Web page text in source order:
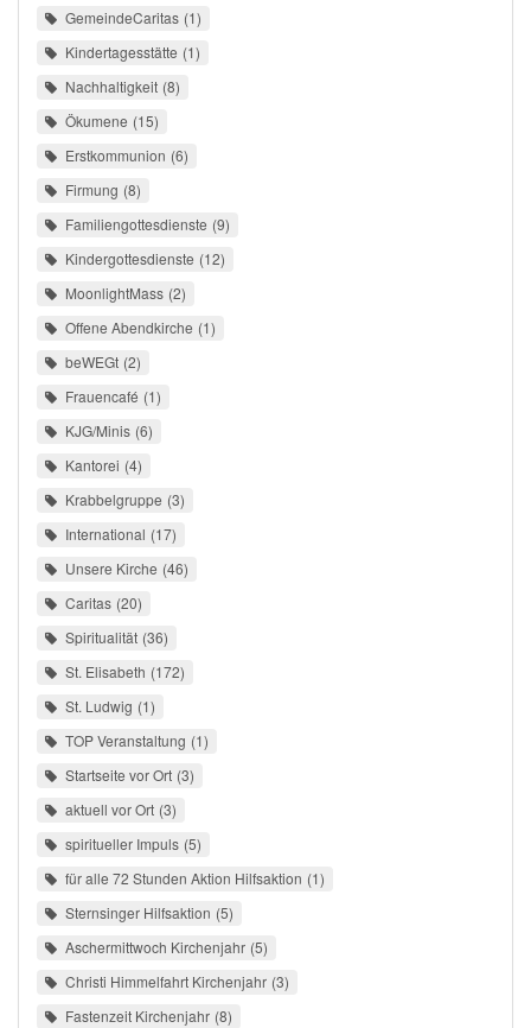
GemeindeCaritas 1
Kindertagesstätte 1
Nachhaltigkeit 8
Ökumene 15
Erstkommunion 6
Firmung 8
Familiengottesdienste 9
Kindergottesdienste 12
MoonlightMass 2
Offene Abendkirche 1
beWEGt 2
Frauencafé 1
KJG/Minis 6
Kantorei 4
Krabbelgruppe 3
International 17
Unsere Kirche 46
Caritas 20
Spiritualität 36
St. Elisabeth 172
St. Ludwig 1
TOP Veranstaltung 1
Startseite vor Ort 3
aktuell vor Ort 3
spiritueller Impuls 5
für alle 72 Stunden Aktion Hilfsaktion 1
Sternsinger Hilfsaktion 5
Aschermittwoch Kirchenjahr 5
Christi Himmelfahrt Kirchenjahr 3
Fastenzeit Kirchenjahr 8